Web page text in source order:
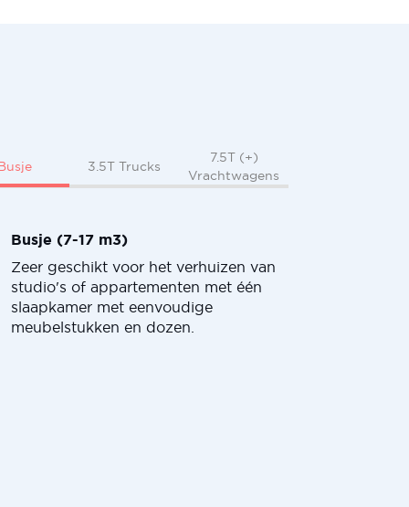
3.5T Trucks
7.5T (+)
Vrachtwagens
Busje (7-17 m3)
Zeer geschikt voor het verhuizen van
studio's of appartementen met één
slaapkamer met eenvoudige
meubelstukken en dozen.